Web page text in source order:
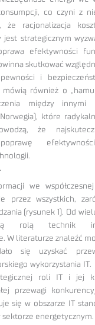
co czyni z
że racjonalizacja
jest strategicznym
efektywności
skutkować
i
również o
między innymi
Norwegia), które
że
poprawę
we
przez wszystkich,
(rysunek 1). Od
rolą technik
W literaturze znaleźć
się uzyskać
wykorzystania IT.
roli IT i jej
przewagi
się w obszarze IT
sektorze energetycznym.